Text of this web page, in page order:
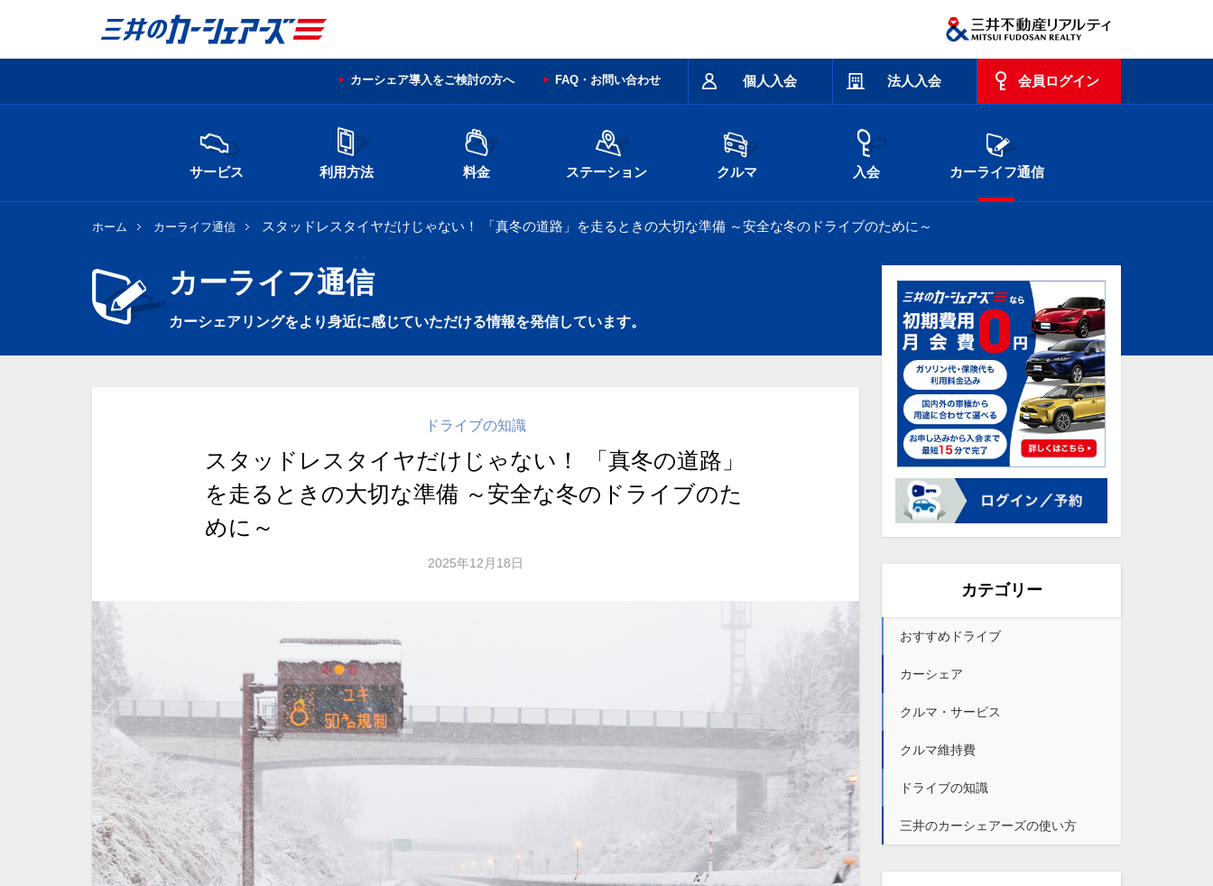
個人入会 法人入会 会員ログイン
カーシェア導入をご検討の方へ FAQ・お問い合わせ
サービス 利用方法 料金 ステーション クルマ 入会 カーライフ通信
ホーム カーライフ通信 スタッドレスタイヤだけじゃない！ 「真冬の道路」を走るときの大切な準備 ～安全な冬のドライブのために～
カーライフ通信
カーシェアリングをより身近に感じていただける情報を発信しています。
ドライブの知識
スタッドレスタイヤだけじゃない！ 「真冬の道路」
を走るときの大切な準備 ～安全な冬のドライブのた
めに～
2025年12月18日
カテゴリー
おすすめドライブ
カーシェア
クルマ・サービス
クルマ維持費
ドライブの知識
三井のカーシェアーズの使い方